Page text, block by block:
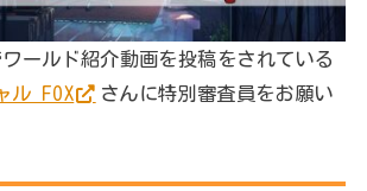
ールド紹介動画を投稿をされている
ル FOX
さんに特別審査員をお願い